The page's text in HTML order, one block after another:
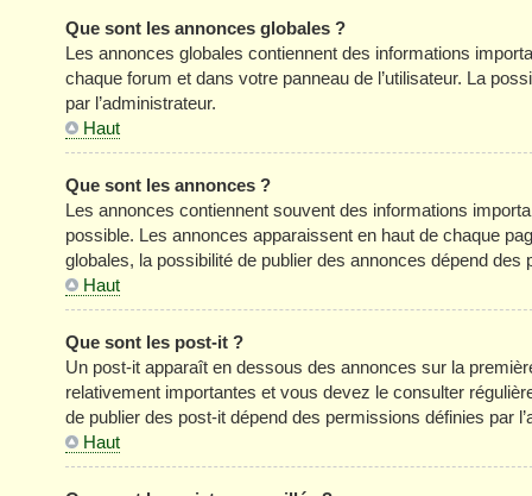
Que sont les annonces globales ?
Les annonces globales contiennent des informations
chaque forum et dans votre panneau de l’utilisateur. La
par l’administrateur.
Haut
Que sont les annonces ?
Les annonces contiennent souvent des informations
possible. Les annonces apparaissent en haut de chaque
globales, la possibilité de publier des annonces dépend des
Haut
Que sont les post-it ?
Un post-it apparaît en dessous des annonces sur la
relativement importantes et vous devez le consulter
de publier des post-it dépend des permissions définies par
Haut